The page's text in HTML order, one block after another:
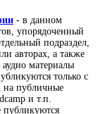
- в данном
упорядоченный
подраздел,
авторах, а также
материалы
только с
на публичные
и т.п.
публикуются